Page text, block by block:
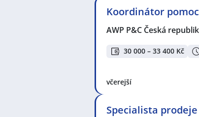
Koordinátor
AWP P&C Česká
30 000 – 33 400 Kč
včerejší
Specialista prodeje